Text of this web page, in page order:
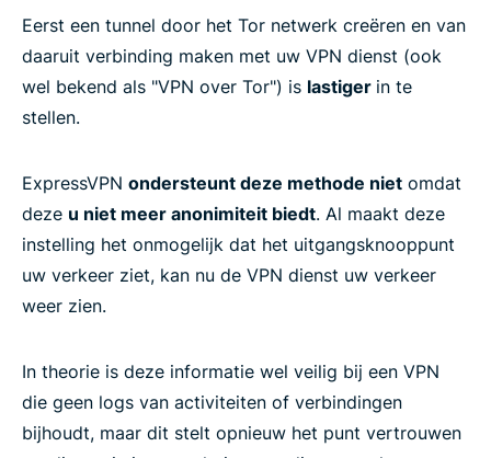
Eerst een tunnel door het Tor netwerk creëren en van
daaruit verbinding maken met uw VPN dienst (ook
wel bekend als "VPN over Tor") is lastiger in te
stellen.
ExpressVPN ondersteunt deze methode niet omdat
deze u niet meer anonimiteit biedt. Al maakt deze
instelling het onmogelijk dat het uitgangsknooppunt
uw verkeer ziet, kan nu de VPN dienst uw verkeer
weer zien.
In theorie is deze informatie wel veilig bij een VPN
die geen logs van activiteiten of verbindingen
bijhoudt, maar dit stelt opnieuw het punt vertrouwen